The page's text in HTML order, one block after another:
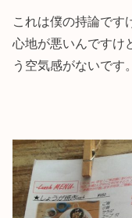
これは僕の持論です
心地が悪いんですけ
う空気感がないです